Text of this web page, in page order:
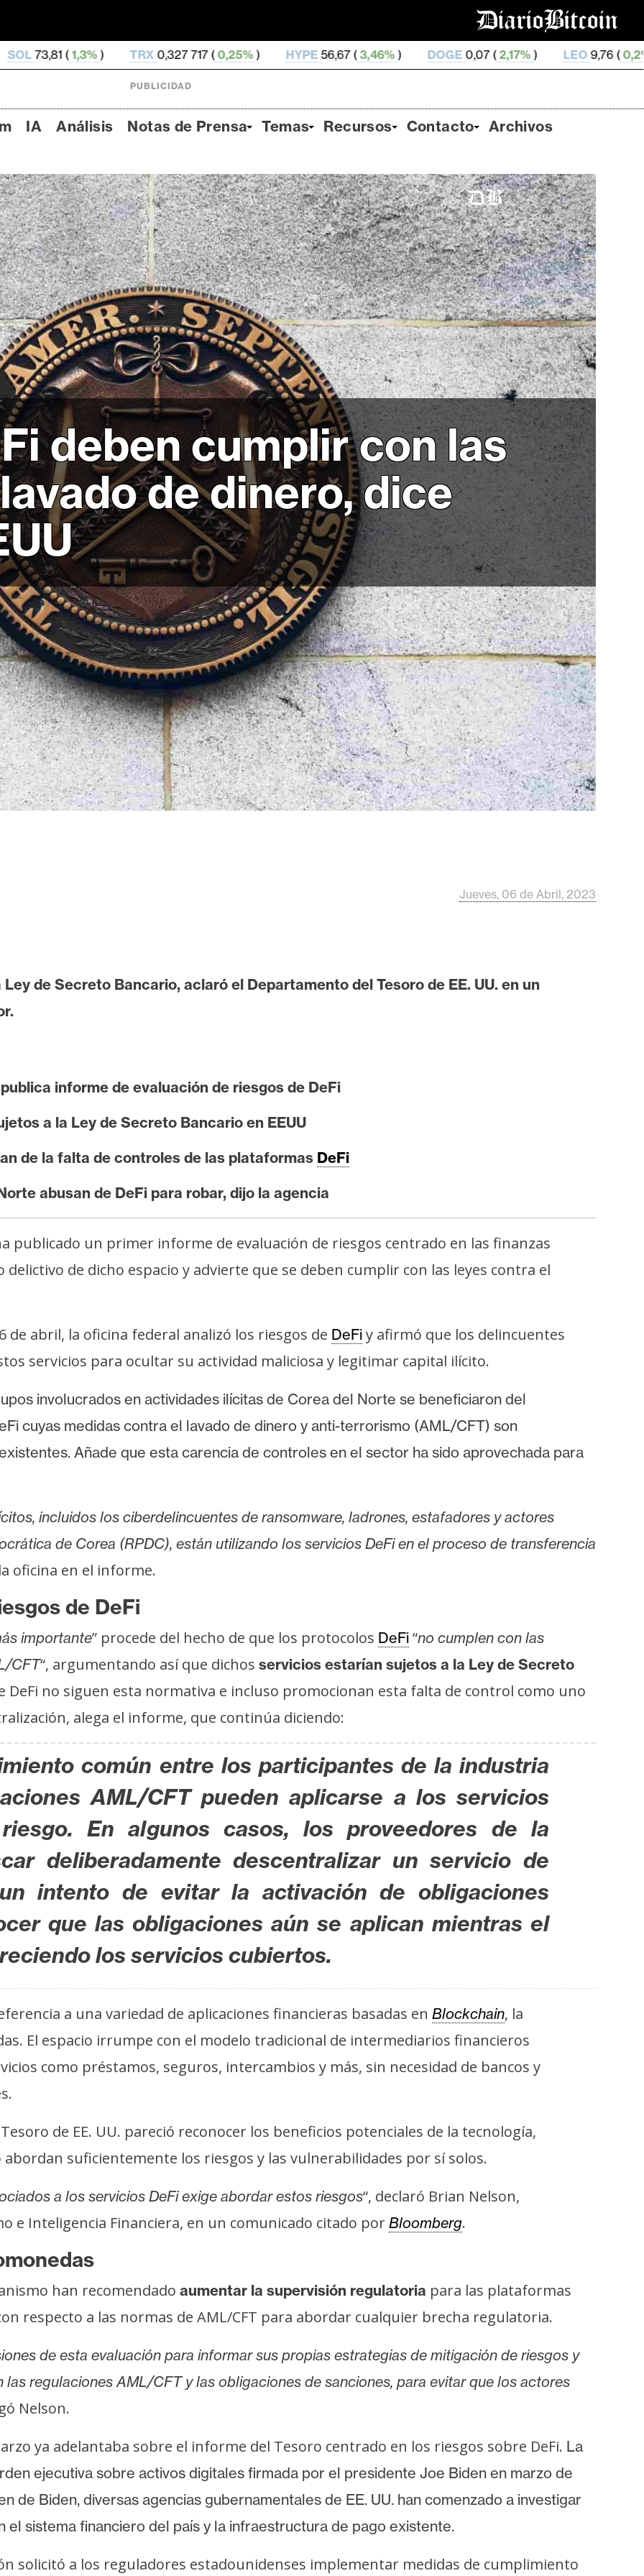
TRX0,327 717 ( 0,25%) HYPE56,67 (3,46%) DOGE0,07 (2,17% ) LEO9,76 (0,2% ZEC510,7 (
PUBLICIDAD
IA Análisis Notas de Prensa Temas Recursos Contacto Archivos
deben cumplir con las
de dinero, dice
Jueves, 06 de Abril, 2023
de Secreto Bancario, aclaró el Departamento del Tesoro de EE. UU. en un
informe de evaluación de riesgos de DeFi
a la Ley de Secreto Bancario en EEUU
de la falta de controles de las plataformas DeFi
abusan de DeFi para robar, dijo la agencia
publicado un primer informe de evaluación de riesgos centrado en las finanzas
delictivo de dicho espacio y advierte que se deben cumplir con las leyes contra el
de abril, la oficina federal analizó los riesgos de DeFi y afirmó que los delincuentes
servicios para ocultar su actividad maliciosa y legitimar capital ilícito.
involucrados en actividades ilícitas de Corea del Norte se beneficiaron del
cuyas medidas contra el lavado de dinero y anti-terrorismo (AML/CFT) son
Añade que esta carencia de controles en el sector ha sido aprovechada para
incluidos los ciberdelincuentes de ransomware, ladrones, estafadores y actores
de Corea (RPDC), están utilizando los servicios DeFi en el proceso de transferencia
oficina en el informe.
de DeFi
importante” procede del hecho de que los protocolos DeFi “no cumplen con las
CFT“, argumentando así que dichos servicios estarían sujetos a la Ley de Secreto
DeFi no siguen esta normativa e incluso promocionan esta falta de control como uno
alega el informe, que continúa diciendo:
común entre los participantes de la industria
AML/CFT pueden aplicarse a los servicios
En algunos casos, los proveedores de la
deliberadamente descentralizar un servicio de
intento de evitar la activación de obligaciones
que las obligaciones aún se aplican mientras el
los servicios cubiertos.
a una variedad de aplicaciones financieras basadas en Blockchain, la
El espacio irrumpe con el modelo tradicional de intermediarios financieros
como préstamos, seguros, intercambios y más, sin necesidad de bancos y
de EE. UU. pareció reconocer los beneficios potenciales de la tecnología,
suficientemente los riesgos y las vulnerabilidades por sí solos.
a los servicios DeFi exige abordar estos riesgos“, declaró Brian Nelson,
e Inteligencia Financiera, en un comunicado citado por Bloomberg.
han recomendado aumentar la supervisión regulatoria para las plataformas
respecto a las normas de AML/CFT para abordar cualquier brecha regulatoria.
de esta evaluación para informar sus propias estrategias de mitigación de riesgos y
regulaciones AML/CFT y las obligaciones de sanciones, para evitar que los actores
Nelson.
ya adelantaba sobre el informe del Tesoro centrado en los riesgos sobre DeFi. La
ejecutiva sobre activos digitales firmada por el presidente Joe Biden en marzo de
de Biden, diversas agencias gubernamentales de EE. UU. han comenzado a investigar
sistema financiero del país y la infraestructura de pago existente.
solicitó a los reguladores estadounidenses implementar medidas de cumplimiento